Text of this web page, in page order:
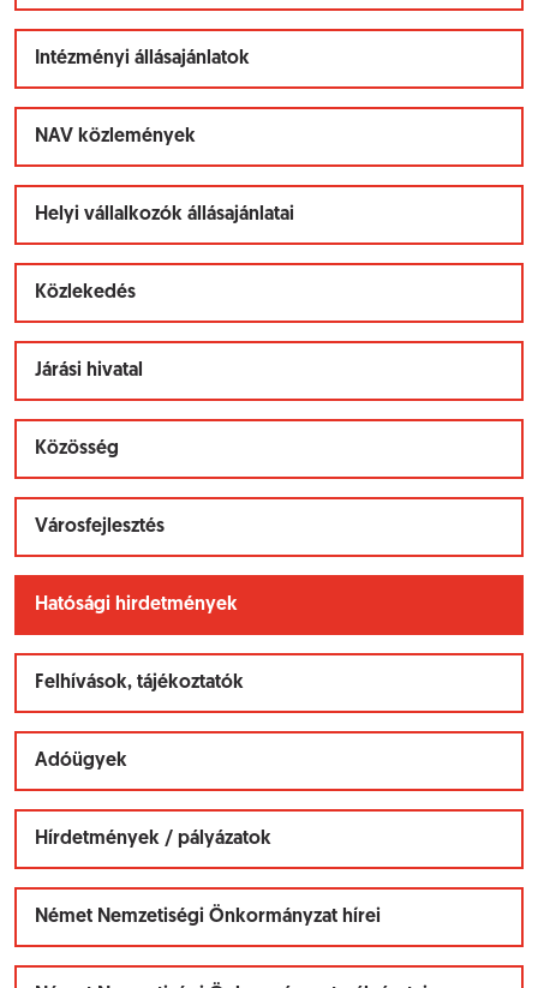
Intézményi állásajánlatok
NAV közlemények
Helyi vállalkozók állásajánlatai
Közlekedés
Járási hivatal
Közösség
Városfejlesztés
Hatósági hirdetmények
Felhívások, tájékoztatók
Adóügyek
Hírdetmények / pályázatok
Német Nemzetiségi Önkormányzat hírei